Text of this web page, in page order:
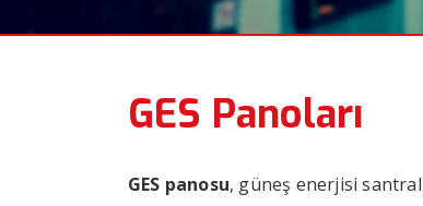
GES Panoları
GES panosu, güneş enerjisi